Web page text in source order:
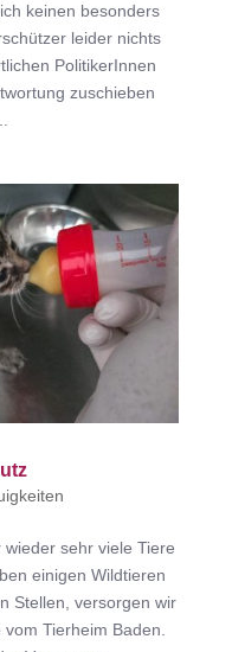
keinen besonders
leider nichts
PolitikerInnen
zuschieben
sehr viele Tiere
einigen Wildtieren
Stellen, versorgen wir
Tierheim Baden.